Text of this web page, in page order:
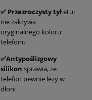
✅ Przezroczysty tyłetui
nie zakrywa
oryginalnego koloru
telefonu
✅Antypoślizgowy
silikon sprawia, że
telefon pewnie leży w
dłoni